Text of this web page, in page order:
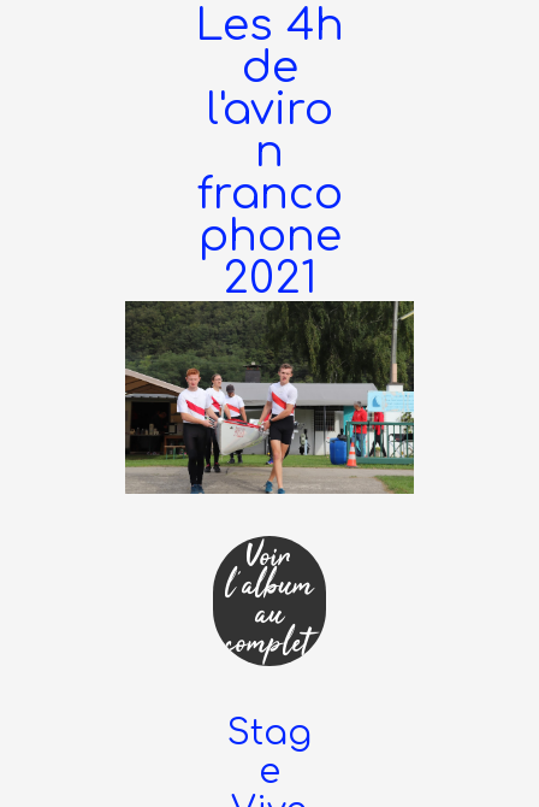
Les 4h
de
l'aviro
n
franco
phone
2021
Voir
l'album
au
complet
Stag
e